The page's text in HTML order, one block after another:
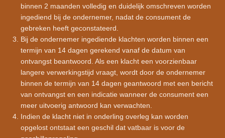
binnen 2 maanden volledig en duidelijk omschreven worden
ingediend bij de ondernemer, nadat de consument de
gebreken heeft geconstateerd.
Bij de ondernemer ingediende klachten worden binnen een
termijn van 14 dagen gerekend vanaf de datum van
ontvangst beantwoord. Als een klacht een voorzienbaar
langere verwerkingstijd vraagt, wordt door de ondernemer
binnen de termijn van 14 dagen geantwoord met een bericht
van ontvangst en een indicatie wanneer de consument een
meer uitvoerig antwoord kan verwachten.
Indien de klacht niet in onderling overleg kan worden
opgelost ontstaat een geschil dat vatbaar is voor de